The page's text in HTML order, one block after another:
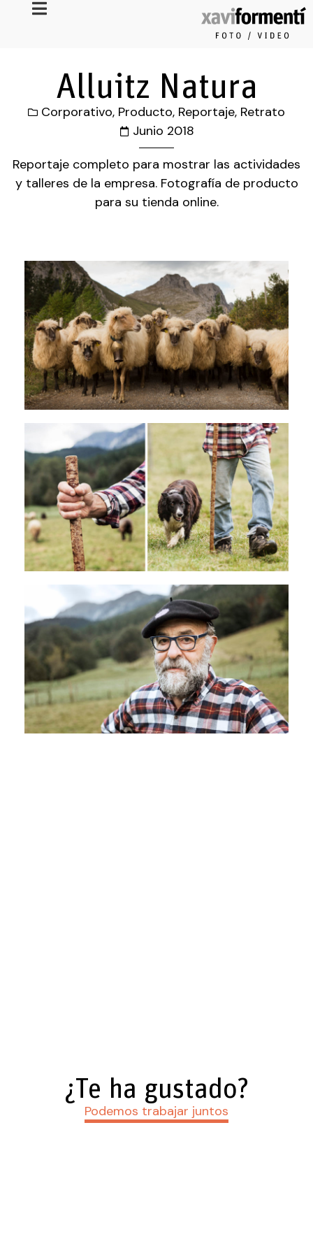
Alluitz Natura
Corporativo, Producto, Reportaje, Retrato
Junio 2018
Reportaje completo para mostrar las actividades
y talleres de la empresa. Fotografía de producto
para su tienda online.
¿Te ha gustado?
Podemos trabajar juntos